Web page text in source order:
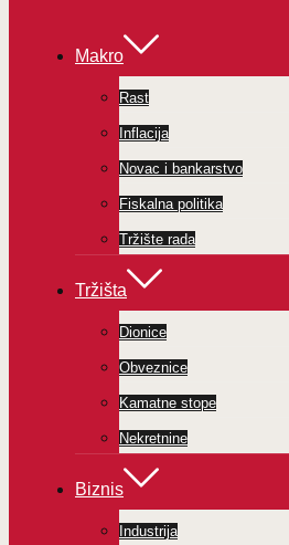
Makro
Rast
Inflacija
Novac i bankarstvo
Fiskalna politika
Tržište rada
Tržišta
Dionice
Obveznice
Kamatne stope
Nekretnine
Biznis
Industrija